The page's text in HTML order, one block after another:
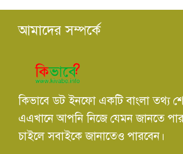
আমাদের সম্পর্কে
কিভাবে ডট ইনফো একটি বাংলা তথ্য
এএখানে আপনি নিজে যেমন জানতে
চাইলে সবাইকে জানাতেও পারবেন।